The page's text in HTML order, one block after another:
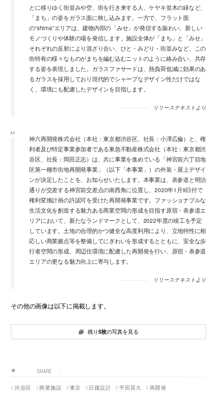
とに移りゆく街並みや空、街を行き来する人、ケヤキ並木の緑など、
「まち」の姿をガラス面に映し込みます。一方で、フラット面
の“shima”エリアは、建物内部の「みせ」が発信する賑わい、新しい
モノづくりや体験の場を発信します。施設全体が「まち」と「みせ」
それぞれの反射により混ざり合い、ひと・みどり・街並みなど、この
街特有の様々なものがまちを編む込むニットのように絡み合い、共存
する姿を表現しました。ガラスファサードは、熱負荷低減に効果のあ
るガラスを採用しており現代的でシャープなデザイン性だけではな
く、環境にも配慮したデザインを目指します。
リリーステキストより
神六再開発株式会社（本社：東京都渋谷区、社長：小澤広倫）と、権
利者及び特定事業参加者である東急不動産株式会社（本社：東京都渋
谷区、社長：岡田正志）は、共に事業を進めている「神宮前六丁目地
区第一種市街地再開発事業」（以下「本事業」）の外装・屋上デザイ
ンが決定したことを、お知らせいたします。本事業は、表参道と明治
通りが交差する神宮前交差点の南西角に位置し、2020年1月9日付で
権利変換計画の許認可を受けた再開発事業です。ファッショナブルな
生活文化を創造する魅力ある商業空間の形成を目指す原宿・表参道エ
リアにおいて、新たなランドマークとして、2022年度の竣工を予定
しています。土地の合理的かつ健全な高度利用により、立地特性に相
応しい商業拠点等を整備してにぎわいを形成するとともに、安全な歩
行者空間の形成、周辺住環境に配慮した再開発を行い、原宿・表参道
エリアの更なる魅力向上に寄与します。
リリーステキストより
その他の画像は以下に掲載します。
残り5枚の写真を見る
SHARE
渋谷区 商業施設 東京 日建設計 平田晃久 再開発